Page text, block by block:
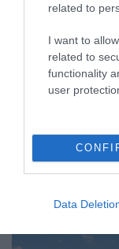
related to
I want to
related to
functionality
user
Data
ΕΛΛΑΔΑ
Χαλκιδική:
Σε προηγούμενο
παράμετροι